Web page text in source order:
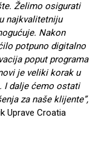
Želimo osigurati
najkvalitetniju
Nakon
potpuno digitalno
poput programa
je veliki korak u
I dalje ćemo ostati
za naše klijente”,
Uprave Croatia